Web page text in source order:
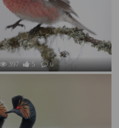
397 5 6